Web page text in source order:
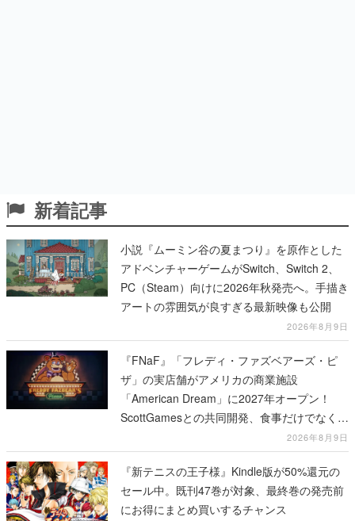
新着記事
小説『ムーミン谷の夏まつり』を原作とした
アドベンチャーゲームがSwitch、Switch 2、
PC（Steam）向けに2026年秋発売へ。手描き
アートの雰囲気が良すぎる最新映像も公開
2026年8月9日
『FNaF』「フレディ・ファズベアーズ・ピ
ザ」の実店舗がアメリカの商業施設
「American Dream」に2027年オープン！
ScottGamesとの共同開発、食事だけでなくス
テージショーや没入型のホラー体験も楽しめ
る
2026年8月9日
『新テニスの王子様』Kindle版が50%還元の
セール中。既刊47巻が対象、最終巻の発売前
にお得にまとめ買いするチャンス